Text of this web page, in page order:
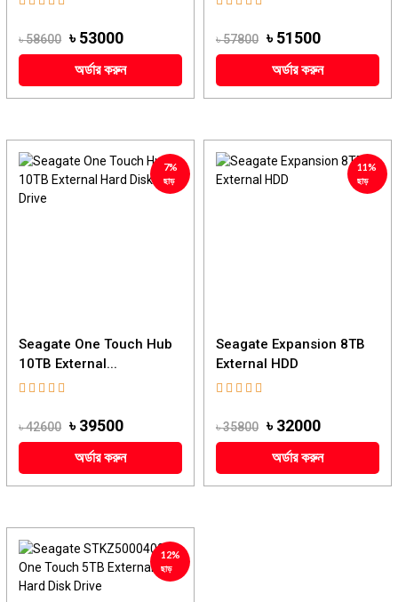
৳ 58600 ৳ 53000
অর্ডার করুন
৳ 57800 ৳ 51500
অর্ডার করুন
7%
ছাড়
Seagate One Touch Hub
10TB External...
৳ 42600 ৳ 39500
অর্ডার করুন
11%
ছাড়
Seagate Expansion 8TB
External HDD
৳ 35800 ৳ 32000
অর্ডার করুন
12%
ছাড়